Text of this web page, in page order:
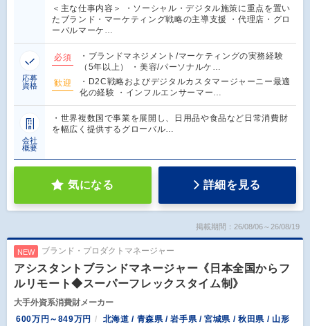
＜主な仕事内容＞ ・ソーシャル・デジタル施策に重点を置い
たブランド・マーケティング戦略の主導支援 ・代理店・グロ
ーバルマーケ…
応募
資格
必須
・ブランドマネジメント/マーケティングの実務経験
（5年以上） ・美容/パーソナルケ…
歓迎
・D2C戦略およびデジタルカスタマージャーニー最適
化の経験 ・インフルエンサーマー…
会社
概要
・世界複数国で事業を展開し、日用品や食品など日常消費財
を幅広く提供するグローバル…
気になる 詳細を見る
掲載期間：26/08/06～26/08/19
NEW ブランド・プロダクトマネージャー
アシスタントブランドマネージャー《日本全国からフ
ルリモート◆スーパーフレックスタイム制》
大手外資系消費財メーカー
600万円～849万円
北海道 / 青森県 / 岩手県 / 宮城県 / 秋田県 / 山形